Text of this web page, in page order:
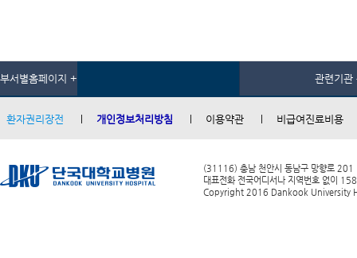
부서별홈페이지 + 관련기관
환자권리장전 개인정보처리방침 이용약관 비급여진료비용
(31116) 충남 천안시 동남구 망향로 201
대표전화 전국어디서나 지역번호 없이
Copyright 2016 Dankook University